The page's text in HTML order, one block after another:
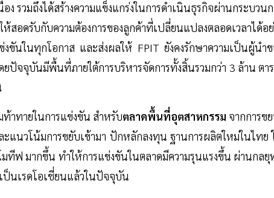
รวมถึงได้สร้างความแข็งแกร่งในการดำเนินธุรกิจผ่านกระบวนก
อดรับกับความต้องการของลูกค้าที่เปลี่ยนแปลงตลอดเวลาได้อย่
งขันในทุกโอกาส และส่งผลให้ FPIT ยังคงรักษาความเป็นผู้นำข
ปัจจุบันมีพื้นที่ภายใต้การบริหารจัดการทั้งสิ้นรวมกว่า 3 ล้าน ตาร
าทายในการแข่งขัน สำหรับตลาดพื้นที่อุตสาหกรรม จากการข
ะแนวโน้มการขยับเข้ามา ปักหลักลงทุน ฐานการผลิตใหม่ในไทย
ทีฟ มากขึ้น ทำให้การแข่งขันในตลาดมีความรุนแรงขึ้น ผ่านกลยุ
ป็นเรดโอเชี่ยนแล้วในปัจจุบัน